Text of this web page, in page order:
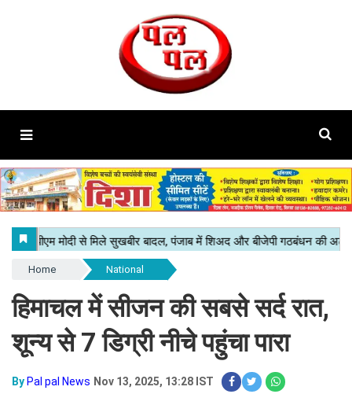
Home National
हिमाचल में सीजन की सबसे सर्द रात,
शून्य से 7 डिग्री नीचे पहुंचा पारा
By Pal pal News Nov 13, 2025, 13:28 IST